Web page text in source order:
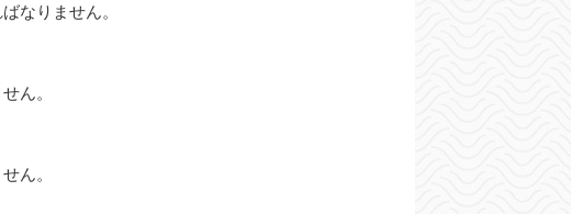
なりません。
ん。
ん。